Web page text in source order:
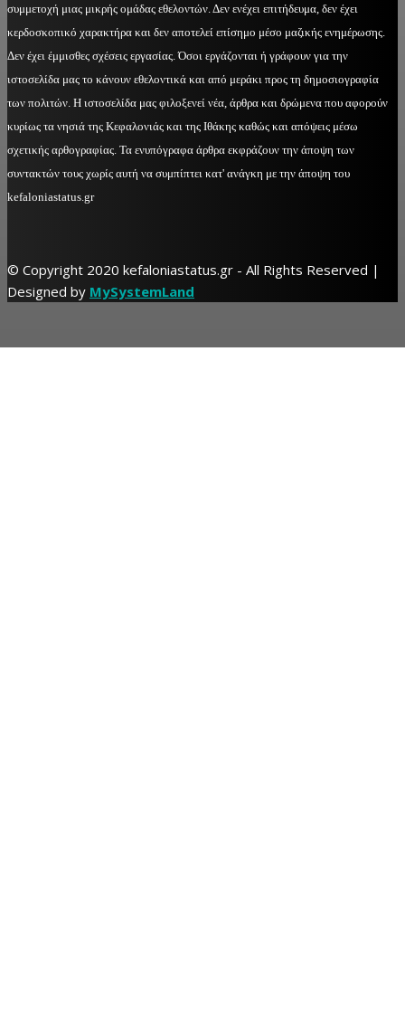
συμμετοχή μιας μικρής ομάδας εθελοντών. Δεν ενέχει επιτήδευμα, δεν έχει
κερδοσκοπικό χαρακτήρα και δεν αποτελεί επίσημο μέσο μαζικής ενημέρωσης.
Δεν έχει έμμισθες σχέσεις εργασίας. Όσοι εργάζονται ή γράφουν για την
ιστοσελίδα μας το κάνουν εθελοντικά και από μεράκι προς τη δημοσιογραφία
των πολιτών. Η ιστοσελίδα μας φιλοξενεί νέα, άρθρα και δρώμενα που αφορούν
κυρίως τα νησιά της Κεφαλονιάς και της Ιθάκης καθώς και απόψεις μέσω
σχετικής αρθογραφίας. Τα ενυπόγραφα άρθρα εκφράζουν την άποψη των
συντακτών τους χωρίς αυτή να συμπίπτει κατ' ανάγκη με την άποψη του
kefaloniastatus.gr
© Copyright 2020 kefaloniastatus.gr - All Rights Reserved |
Designed by MySystemLand